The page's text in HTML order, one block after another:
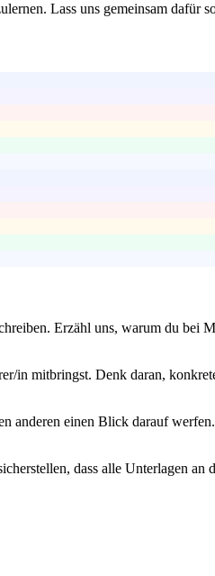
Lass uns gemeinsam dafür
Erzähl uns, warum du bei
in mitbringst. Denk daran,
anderen einen Blick darauf
dass alle Unterlagen an